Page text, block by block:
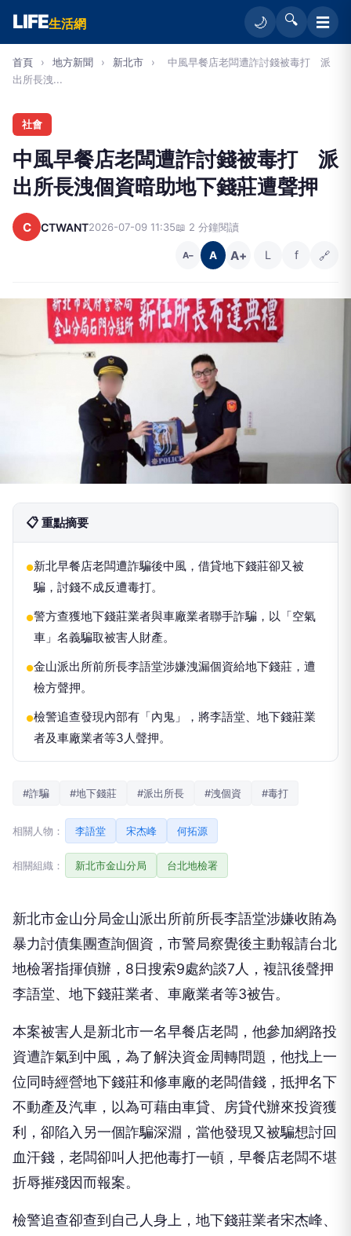
LIFE生活網 🌙 🔍 ☰
首頁 › 地方新聞 › 新北市 ›
中風早餐店老闆遭詐討錢被毒打 派
出所長洩...
社會
中風早餐店老闆遭詐討錢被毒打 派
出所長洩個資暗助地下錢莊遭聲押
C CTWANT2026-07-09 11:35📖 2 分鐘閱讀
A− A A+ L f 🔗
📋 重點摘要
●新北早餐店老闆遭詐騙後中風，借貸地下錢莊卻又被
騙，討錢不成反遭毒打。
●警方查獲地下錢莊業者與車廠業者聯手詐騙，以「空氣
車」名義騙取被害人財產。
●金山派出所前所長李語堂涉嫌洩漏個資給地下錢莊，遭
檢方聲押。
●檢警追查發現內部有「內鬼」，將李語堂、地下錢莊業
者及車廠業者等3人聲押。
#詐騙 #地下錢莊 #派出所長 #洩個資 #毒打
相關人物： 李語堂 宋杰峰 何拓源
相關組織： 新北市金山分局 台北地檢署
新北市金山分局金山派出所前所長李語堂涉嫌收賄為
暴力討債集團查詢個資，市警局察覺後主動報請台北
地檢署指揮偵辦，8日搜索9處約談7人，複訊後聲押
李語堂、地下錢莊業者、車廠業者等3被告。
本案被害人是新北市一名早餐店老闆，他參加網路投
資遭詐氣到中風，為了解決資金周轉問題，他找上一
位同時經營地下錢莊和修車廠的老闆借錢，抵押名下
不動產及汽車，以為可藉由車貸、房貸代辦來投資獲
利，卻陷入另一個詐騙深淵，當他發現又被騙想討回
血汗錢，老闆卻叫人把他毒打一頓，早餐店老闆不堪
折辱摧殘因而報案。
檢警追查卻查到自己人身上，地下錢莊業者宋杰峰、